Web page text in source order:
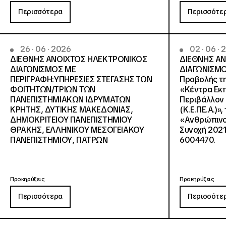
Περισσότερα
26 · 06 · 2026
ΔΙΕΘΝΗΣ ΑΝΟΙΧΤΟΣ ΗΛΕΚΤΡΟΝΙΚΟΣ
ΔΙΑΓΩΝΙΣΜΟΣ ΜΕ
ΠΕΡΙΓΡΑΦΗ:ΥΠΗΡΕΣΙΕΣ ΣΤΕΓΑΣΗΣ ΤΩΝ
ΦΟΙΤΗΤΩΝ/ΤΡΙΩΝ ΤΩΝ
ΠΑΝΕΠΙΣΤΗΜΙΑΚΩΝ ΙΔΡΥΜΑΤΩΝ
KΡΗΤΗΣ, ΔΥΤΙΚΗΣ ΜΑΚΕΔΟΝΙΑΣ,
ΔΗΜΟΚΡΙΤΕΙΟΥ ΠΑΝΕΠΙΣΤΗΜΙΟΥ
ΘΡΑΚΗΣ, ΕΛΛΗΝΙΚΟΥ ΜΕΣΟΓΕΙΑΚΟΥ
ΠΑΝΕΠΙΣΤΗΜΙΟΥ, ΠΑΤΡΩΝ
Προκηρύξεις
Περισσότερα
02 · 06 ·
ΔΙΕΘΝΗΣ
Προβολής
«Κέντρα
Περιβάλλον
Συνοχή
6004470.
Προκηρύξεις